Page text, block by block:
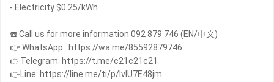
- Electricity $0.25/kWh
☎️ Call us for more information 092 879 746 (EN/中文)
👉 WhatsApp : https://wa.me/85592879746
👉Telegram: https://t.me/c21c21c21
👉Line: https://line.me/ti/p/IvIU7E48jm